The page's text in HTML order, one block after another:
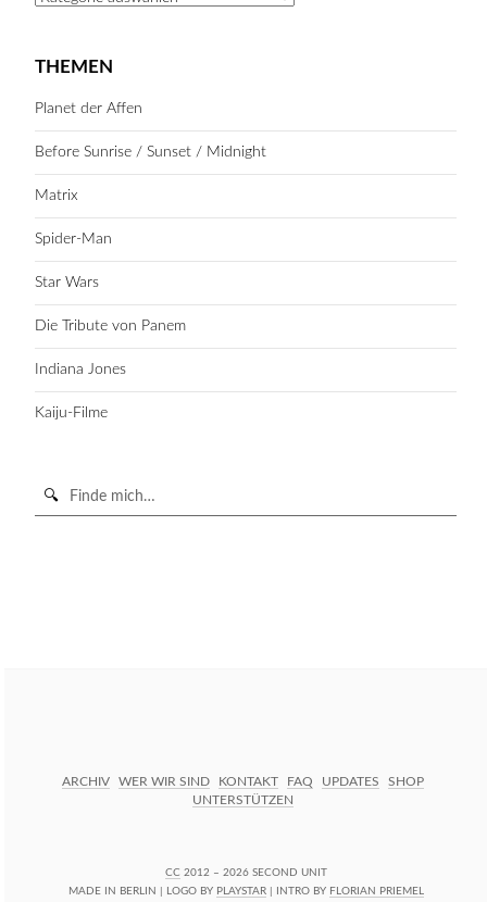
THEMEN
Planet der Affen
Before Sunrise / Sunset / Midnight
Matrix
Spider-Man
Star Wars
Die Tribute von Panem
Indiana Jones
Kaiju-Filme
Suche
ARCHIV WER WIR SIND KONTAKT FAQ UPDATES
SHOP
UNTERSTÜTZEN
CC 2012 – 2026 SECOND UNIT
MADE IN BERLIN | LOGO BY PLAYSTAR| INTRO BY FLORIAN PRIEMEL